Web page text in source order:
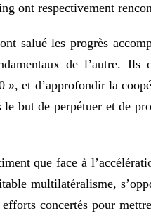
ont respectivement
salué les progrès
de l’autre.
», et d’approfondir la
le but de perpétuer et de
que face à
multilatéralisme,
concertés pour